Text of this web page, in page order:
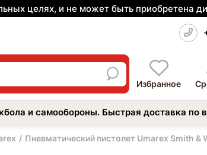
целях, и не может быть приобретена
Избранное
и самообороны. Быстрая доставка по
Пневматический пистолет Umarex Smith &